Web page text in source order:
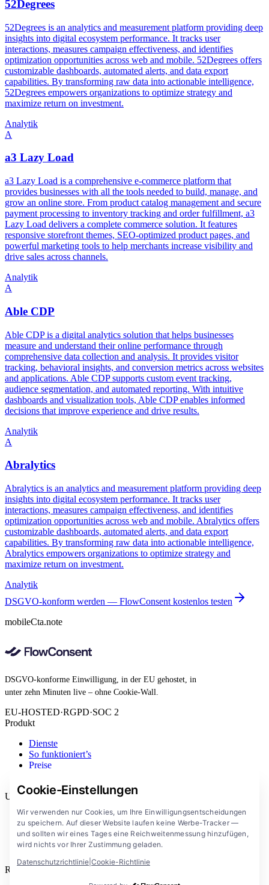
52Degrees
52Degrees is an analytics and measurement platform providing deep
insights into digital ecosystem performance. It tracks user
interactions, measures campaign effectiveness, and identifies
optimization opportunities across web and mobile. 52Degrees offers
customizable dashboards, automated alerts, and data export
capabilities. By transforming raw data into actionable intelligence,
52Degrees empowers organizations to optimize strategy and
maximize return on investment.
Analytik
A
a3 Lazy Load
a3 Lazy Load is a comprehensive e-commerce platform that
provides businesses with all the tools needed to build, manage, and
grow an online store. From product catalog management and secure
payment processing to inventory tracking and order fulfillment, a3
Lazy Load delivers a complete commerce solution. It features
responsive storefront themes, SEO-optimized product pages, and
powerful marketing tools to help merchants increase visibility and
drive sales across channels.
Analytik
A
Able CDP
Able CDP is a digital analytics solution that helps businesses
measure and understand their online performance through
comprehensive data collection and analysis. It provides visitor
tracking, behavioral insights, and conversion metrics across websites
and applications. Able CDP supports custom event tracking,
audience segmentation, and automated reporting. With intuitive
dashboards and visualization tools, Able CDP enables informed
decisions that improve experience and drive results.
Analytik
A
Abralytics
Abralytics is an analytics and measurement platform providing deep
insights into digital ecosystem performance. It tracks user
interactions, measures campaign effectiveness, and identifies
optimization opportunities across web and mobile. Abralytics offers
customizable dashboards, automated alerts, and data export
capabilities. By transforming raw data into actionable intelligence,
Abralytics empowers organizations to optimize strategy and
maximize return on investment.
Analytik
DSGVO-konform werden — FlowConsent kostenlos testen
mobileCta.note
DSGVO-konforme Einwilligung, in der EU gehostet, in
unter zehn Minuten live – ohne Cookie-Wall.
EU-HOSTED·RGPD·SOC 2
Produkt
Dienste
So funktioniert’s
Preise
Unternehmen
Blog
Dokumentation
Lösungen
FlowConsent App
Rechtliches
Cookie-Einstellungen
Wir verwenden nur Cookies, um Ihre Einwilligungsentscheidungen
zu speichern. Auf dieser Website laufen keine Werbe-Tracker —
und sollten wir eines Tages eine Reichweitenmessung hinzufügen,
wird nichts vor Ihrer Zustimmung geladen.
Datenschutzrichtlinie Cookie-Richtlinie